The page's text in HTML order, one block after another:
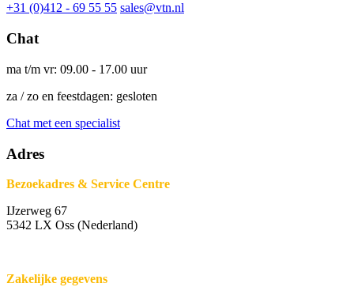
+31 (0)412 - 69 55 55 sales@vtn.nl
Chat
ma t/m vr: 09.00 - 17.00 uur
za / zo en feestdagen: gesloten
Chat met een specialist
Adres
Bezoekadres & Service Centre
IJzerweg 67
5342 LX Oss (Nederland)
Zakelijke gegevens